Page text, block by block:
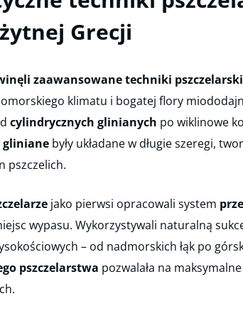
Grecji
zaawansowane techniki
klimatu i bogatej flory
cylindrycznych glinianych po wiklinowe
glinianebyły układane w długie szeregi,
pszczelich.
jako pierwsi opracowali system
wypasu. Wykorzystywali naturalną
– od nadmorskich łąk po
pszczelarstwa pozwalała na